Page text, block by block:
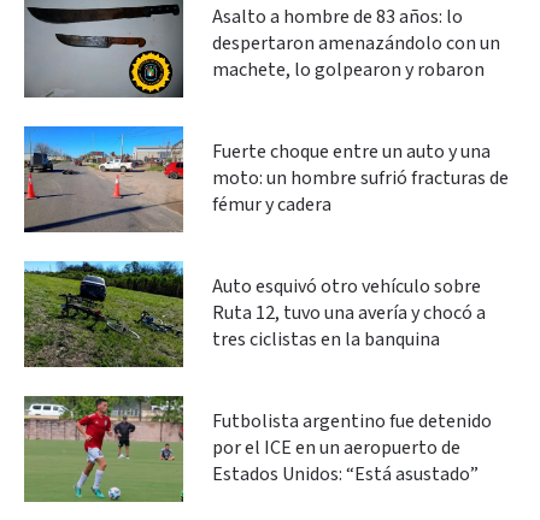
Asalto a hombre de 83 años: lo
despertaron amenazándolo con un
machete, lo golpearon y robaron
Fuerte choque entre un auto y una
moto: un hombre sufrió fracturas de
fémur y cadera
Auto esquivó otro vehículo sobre
Ruta 12, tuvo una avería y chocó a
tres ciclistas en la banquina
Futbolista argentino fue detenido
por el ICE en un aeropuerto de
Estados Unidos: “Está asustado”